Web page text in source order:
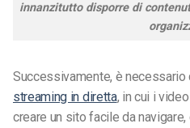
innanzitutto disporre di
Successivamente, è necessario
streaming in diretta, in cui i
creare un sito facile da